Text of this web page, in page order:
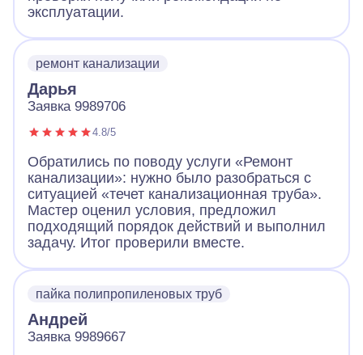
эксплуатации.
ремонт канализации
Дарья
Заявка 9989706
4.8/5
Обратились по поводу услуги «Ремонт
канализации»: нужно было разобраться с
ситуацией «течет канализационная труба».
Мастер оценил условия, предложил
подходящий порядок действий и выполнил
задачу. Итог проверили вместе.
пайка полипропиленовых труб
Андрей
Заявка 9989667